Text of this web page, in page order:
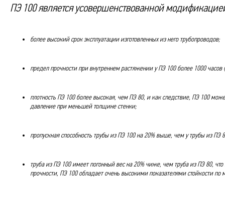
ПЭ 100 является усовершенствованной
более высокий срок эксплуатации изготовленных из него трубопроводов;
предел прочности при внутреннем растяжении у ПЭ 100 более 1000 часов
плотность ПЭ 100 более высокая, чем ПЭ 80, и как следствие, ПЭ 100
давление при меньшей толщине стенки;
пропускная способность трубы из ПЭ 100 на 20% выше, чем у трубы из
труба из ПЭ 100 имеет погонный вес на 20% чиже, чем труба из ПЭ 80,
прочности, ПЭ 100 обладает очень высокими показателями стойкости